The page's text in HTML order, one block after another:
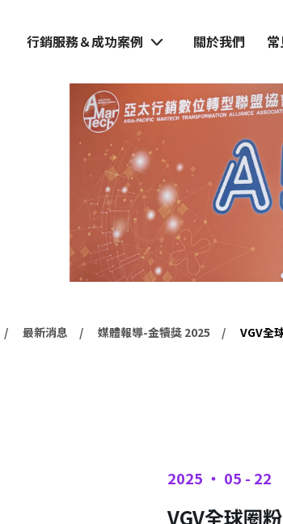
行銷服務＆成功案例 關於我們
最新消息 媒體報導-金犢獎 2025 VGV全
2025 ‧ 05 - 22
VGV全球圈